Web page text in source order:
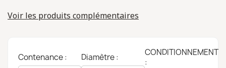
Voir les produits complémentaires
Contenance : Diamètre :
CONDITIONNEMENT
: